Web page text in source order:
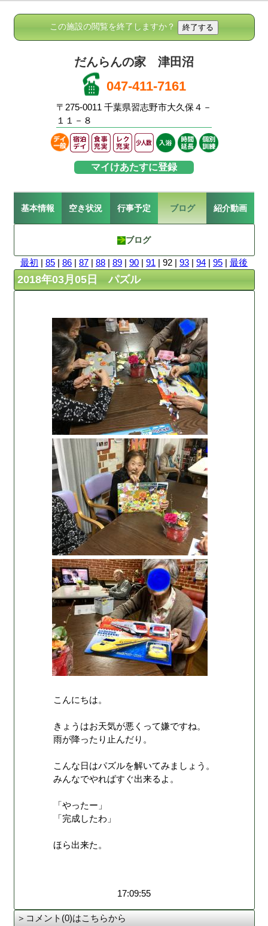
この施設の閲覧を終了しますか？
だんらんの家 津田沼
047-411-7161
〒275-0011 千葉県習志野市大久保４－
１１－８
マイけあたすに登録
基本情報 空き状況 行事予定 ブログ 紹介動画
ブログ
最初 | 85 | 86 | 87 | 88 | 89 | 90 | 91 | 92 | 93 | 94 | 95 | 最後
2018年03月05日 パズル
こんにちは。
きょうはお天気が悪くって嫌ですね。
雨が降ったり止んだり。
こんな日はパズルを解いてみましょう。
みんなでやればすぐ出来るよ。
「やったー」
「完成したわ」
ほら出来た。
17:09:55
＞コメント(0)はこちらから